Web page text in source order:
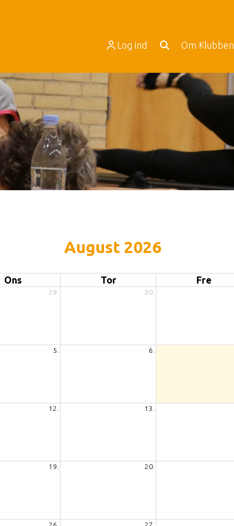
Log ind Om Klubben
August 2026
Ons Tor Fre
29. 30.
5. 6.
12. 13.
19. 20.
26. 27.